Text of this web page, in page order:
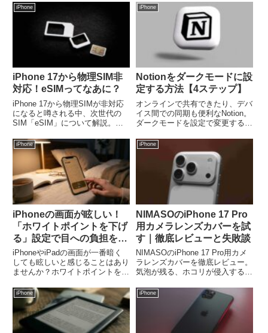
iPhone
iPhone 17から物理SIM非
対応！eSIMってなあに？
iPhone 17から物理SIMが非対応
になると噂される中、次世代の
SIM「eSIM」について解説。
の違い、乗り換えのメリット・デ
メリットまで、スマホユーザーが
知っておくべき情報をまとめまし
た。
iPhone
Notionをダークモードに設
定する方法【4ステップ】
オンラインで共有できたり、デバ
イス間での同期も便利なNotion。
ダークモードを設定で変更する方
記事に残します。Notionユーザー
はiPhoneやiPadでも使っている
と思うので、モバイルデバイスで
の設定方...
iPhone
iPhoneの画面が眩しい！
「ホワイトポイントを下げ
る」設定で目への負担を軽
減
iPhoneやiPadの画面が一番暗く
しても眩しいと感じることはあり
ませんか？ホワイトポイントを下
えて目に優しい明るさに調整可能
です。設定方法や便利な活用術を
解説します。
iPhone
NIMASOのiPhone 17 Pro
用カメラレンズカバーを試
す｜徹底レビューと失敗談
NIMASOのiPhone 17 Pro用カメ
ラレンズカバーを徹底レビュー。
気泡が残る、ホコリが侵入するな
購入を検討している方へのアドバ
イスを詳細解説します。
iPhone iPhone